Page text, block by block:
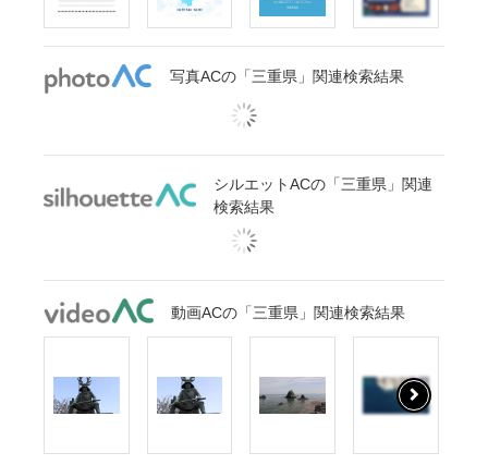
写真ACの「三重県」関連検索結果
シルエットACの「三重県」関連
検索結果
動画ACの「三重県」関連検索結果